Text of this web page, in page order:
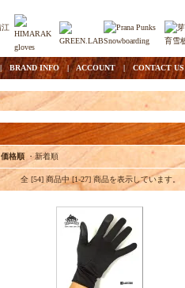
BRAND INFO|ACCOUNT|CONTACT US
格順 ・新着順
全 [54] 商品中 [1-27] 商品を表示しています。